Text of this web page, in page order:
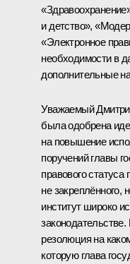
и детство»,
«Электронное
необходимости в
дополнительные
Уважаемый
была одобрена
на повышение
поручений главы
правового статуса
не закреплённого,
институт широко
резолюция на
которую глава